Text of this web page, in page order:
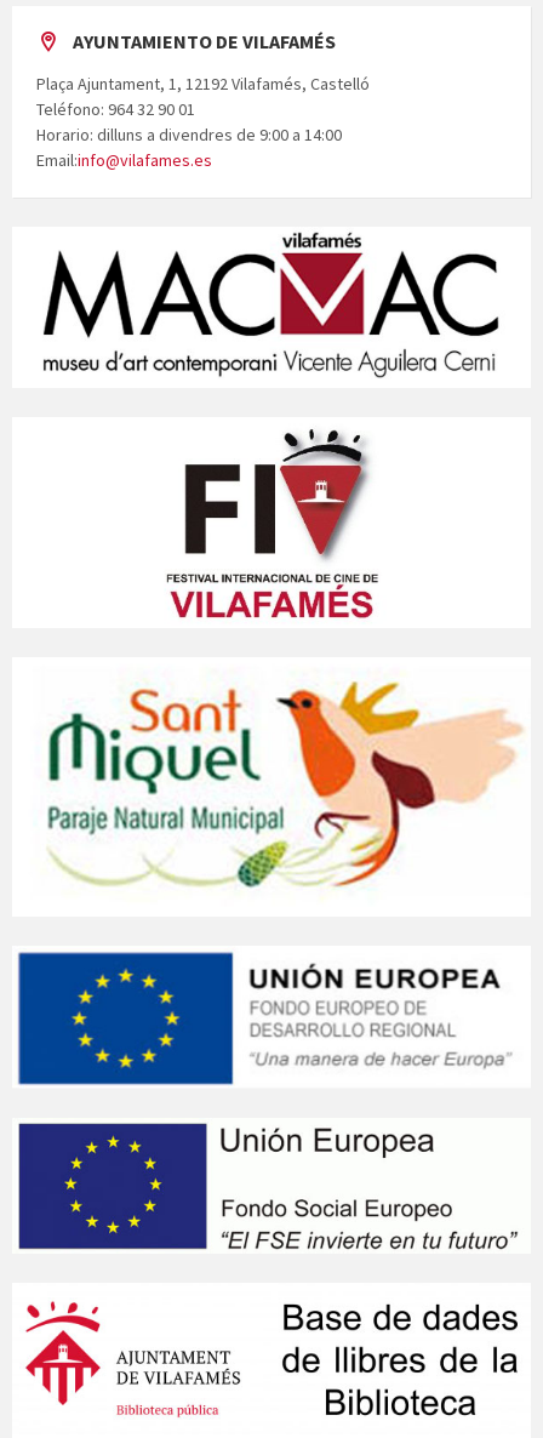
AYUNTAMIENTO DE VILAFAMÉS
Plaça Ajuntament, 1, 12192 Vilafamés, Castelló
Teléfono: 964 32 90 01
Horario: dilluns a divendres de 9:00 a 14:00
Email:info@vilafames.es